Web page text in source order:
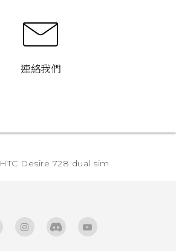
連絡我們
HTC Desire 728 dual sim‎